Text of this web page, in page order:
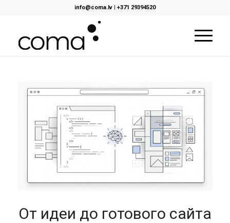
info@coma.lv| +371 29394520
От идеи до готового сайта